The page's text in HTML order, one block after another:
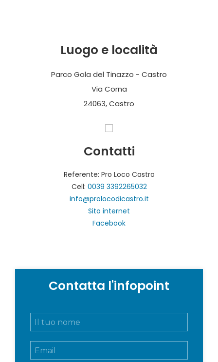
Luogo e località
Parco Gola del Tinazzo - Castro
Via Corna
24063, Castro
Contatti
Referente: Pro Loco Castro
Cell: 0039 3392265032
info@prolocodicastro.it
Sito internet
Facebook
Contatta l'infopoint
N
E
m